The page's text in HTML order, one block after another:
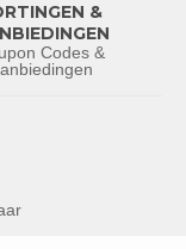
&
Codes &